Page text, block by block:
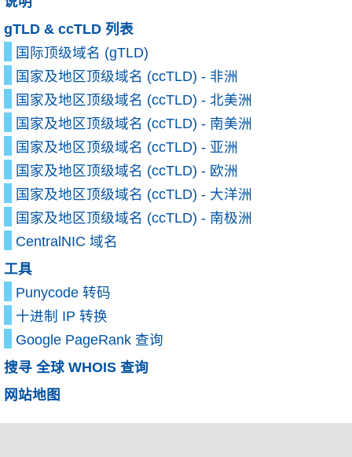
gTLD & ccTLD 列表
国际顶级域名 (gTLD)
国家及地区顶级域名 (ccTLD) - 非洲
国家及地区顶级域名 (ccTLD) - 北美洲
国家及地区顶级域名 (ccTLD) - 南美洲
国家及地区顶级域名 (ccTLD) - 亚洲
国家及地区顶级域名 (ccTLD) - 欧洲
国家及地区顶级域名 (ccTLD) - 大洋洲
国家及地区顶级域名 (ccTLD) - 南极洲
CentralNIC 域名
工具
Punycode 转码
十进制 IP 转换
Google PageRank 查询
搜寻 全球 WHOIS 查询
网站地图